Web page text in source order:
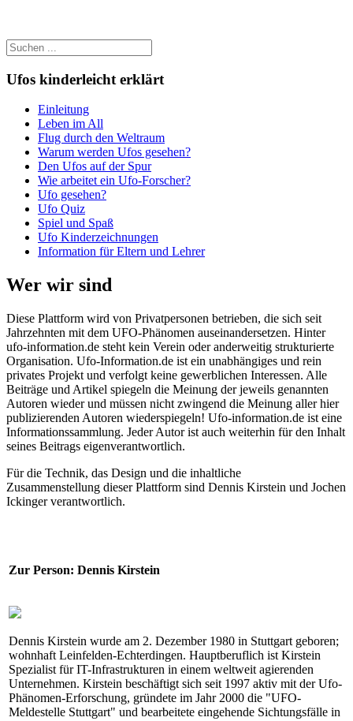
Ufos kinderleicht erklärt
Einleitung
Leben im All
Flug durch den Weltraum
Warum werden Ufos gesehen?
Den Ufos auf der Spur
Wie arbeitet ein Ufo-Forscher?
Ufo gesehen?
Ufo Quiz
Spiel und Spaß
Ufo Kinderzeichnungen
Information für Eltern und Lehrer
Wer wir sind
Diese Plattform wird von Privatpersonen betrieben, die sich seit
Jahrzehnten mit dem UFO-Phänomen auseinandersetzen. Hinter
ufo-information.de steht kein Verein oder anderweitig strukturierte
Organisation. Ufo-Information.de ist ein unabhängiges und rein
privates Projekt und verfolgt keine gewerblichen Interessen. Alle
Beiträge und Artikel spiegeln die Meinung der jeweils genannten
Autoren wieder und müssen nicht zwingend die Meinung aller hier
publizierenden Autoren wiederspiegeln! Ufo-information.de ist eine
Informationssammlung. Jeder Autor ist auch weiterhin für den Inhalt
seines Beitrags eigenverantwortlich.
Für die Technik, das Design und die inhaltliche
Zusammenstellung dieser Plattform sind Dennis Kirstein und Jochen
Ickinger verantwortlich.
Zur Person: Dennis Kirstein
Dennis Kirstein wurde am 2. Dezember 1980 in Stuttgart geboren;
wohnhaft Leinfelden-Echterdingen. Hauptberuflich ist Kirstein
Spezialist für IT-Infrastrukturen in einem weltweit agierenden
Unternehmen. Kirstein beschäftigt sich seit 1997 aktiv mit der Ufo-
Phänomen-Erforschung, gründete im Jahr 2000 die "UFO-
Meldestelle Stuttgart" und bearbeitete eingehende Sichtungsfälle in